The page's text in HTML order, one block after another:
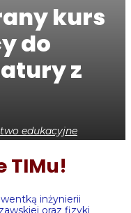
kurs
do
z
edukacyjne
TIMu!
inżynierii
oraz fizyki